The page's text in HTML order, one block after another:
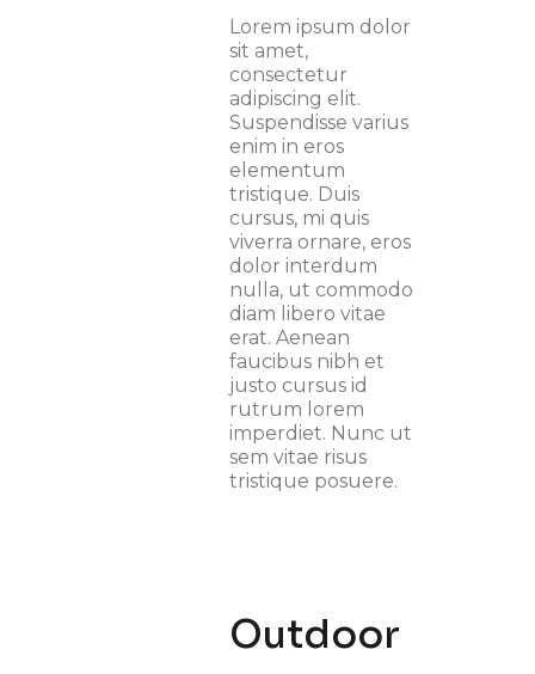
Lorem ipsum dolor
sit amet,
consectetur
adipiscing elit.
Suspendisse varius
enim in eros
elementum
tristique. Duis
cursus, mi quis
viverra ornare, eros
dolor interdum
nulla, ut commodo
diam libero vitae
erat. Aenean
faucibus nibh et
justo cursus id
rutrum lorem
imperdiet. Nunc ut
sem vitae risus
tristique posuere.
Outdoor